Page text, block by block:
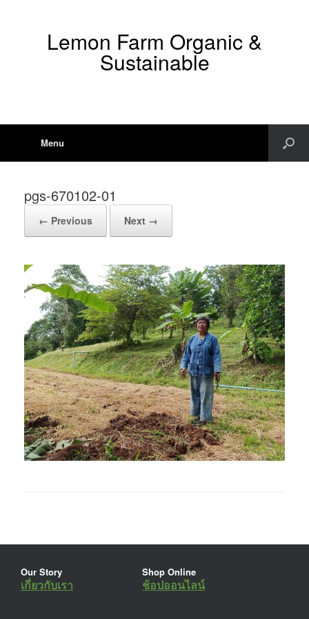
Lemon Farm Organic &
Sustainable
Menu
pgs-670102-01
← Previous Next →
Our Story
เกี่ยวกับเรา
Shop Online
ช้อปออนไลน์